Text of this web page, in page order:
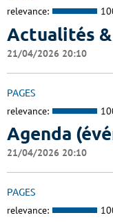
relevance:
Actualités
21/04/2026 20:10
PAGES
relevance:
Agenda
21/04/2026 20:10
PAGES
relevance: